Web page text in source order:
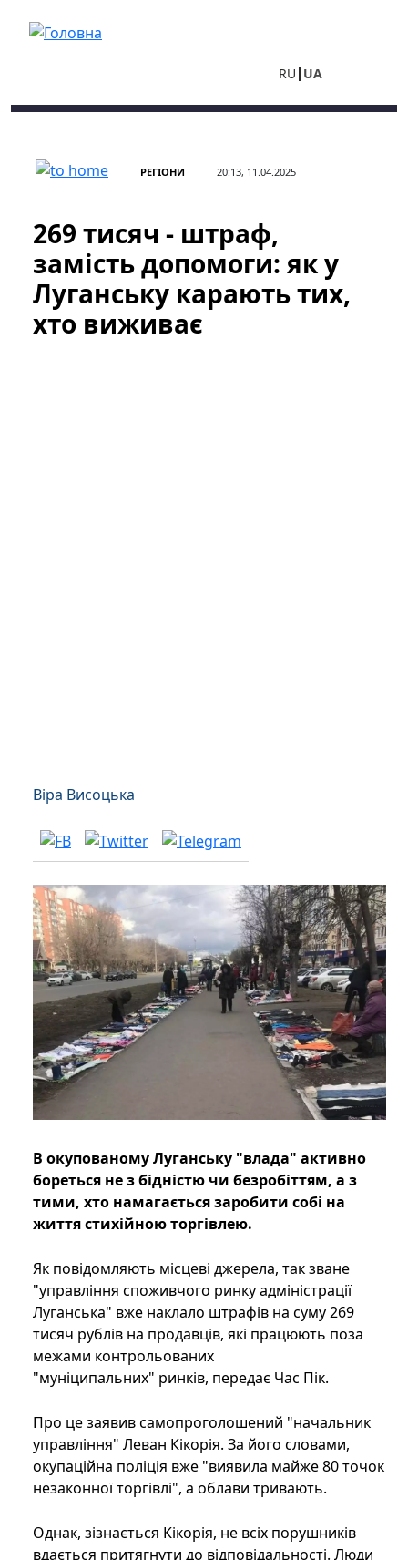
RU UA
РЕГІОНИ 20:13, 11.04.2025
269 тисяч - штраф,
замість допомоги: як у
Луганську карають тих,
хто виживає
Віра Висоцька
В окупованому Луганську "влада" активно
бореться не з бідністю чи безробіттям, а з
тими, хто намагається заробити собі на
життя стихійною торгівлею.
Як повідомляють місцеві джерела, так зване
"управління споживчого ринку адміністрації
Луганська" вже наклало штрафів на суму 269
тисяч рублів на продавців, які працюють поза
межами контрольованих
"муніципальних" ринків, передає Час Пік.
Про це заявив самопроголошений "начальник
управління" Леван Кікорія. За його словами,
окупаційна поліція вже "виявила майже 80 точок
незаконної торгівлі", а облави тривають.
Однак, зізнається Кікорія, не всіх порушників
вдається притягнути до відповідальності. Люди